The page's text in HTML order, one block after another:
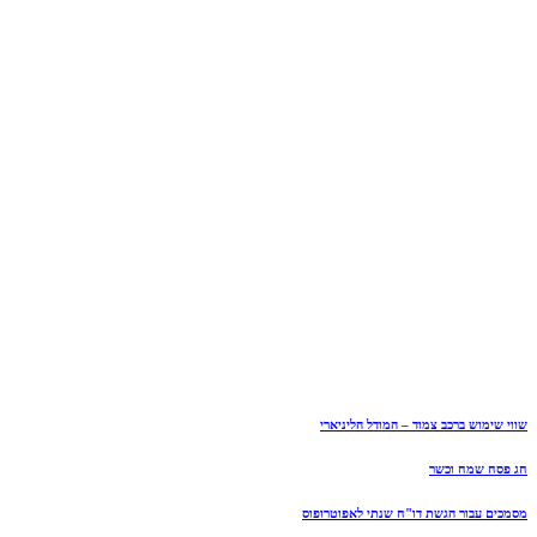
שווי שימוש ברכב צמוד – המודל הליניארי
חג פסח שמח וכשר
מסמכים עבור הגשת דו"ח שנתי לאפוטרופוס